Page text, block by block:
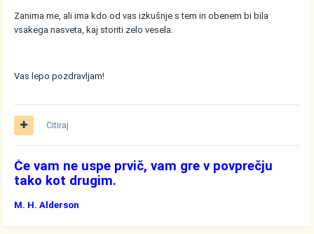
Zanima me, ali ima kdo od vas izkušnje s tem in obenem bi bila
vsakega nasveta, kaj storiti zelo vesela.
Vas lepo pozdravljam!
Citiraj
Če vam ne uspe prvič, vam gre v povprečju
tako kot drugim.
M. H. Alderson